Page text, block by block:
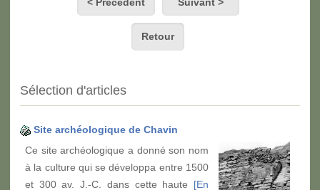
Retour
Sélection d'articles
Site archéologique de Chavin
Ce site archéologique a donné son nom
à la culture qui se développa entre 1500
et 300 av. J.-C. dans cette haute [En